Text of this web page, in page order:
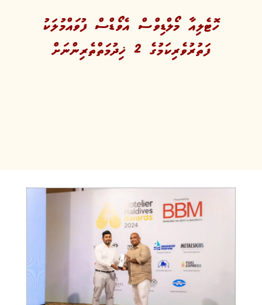
ހޮޓެލިއާ މޯލްޑިވްސް އެވޯޑްސް ފުވައްމުލަކު
ފަތުރުވެރިކަމުގެ 2 ޚިދުމަތްތެރިންނަށް